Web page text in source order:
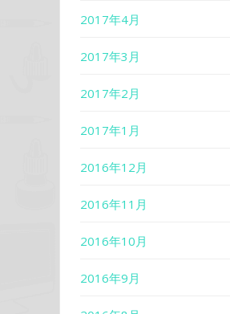
2017年4月
2017年3月
2017年2月
2017年1月
2016年12月
2016年11月
2016年10月
2016年9月